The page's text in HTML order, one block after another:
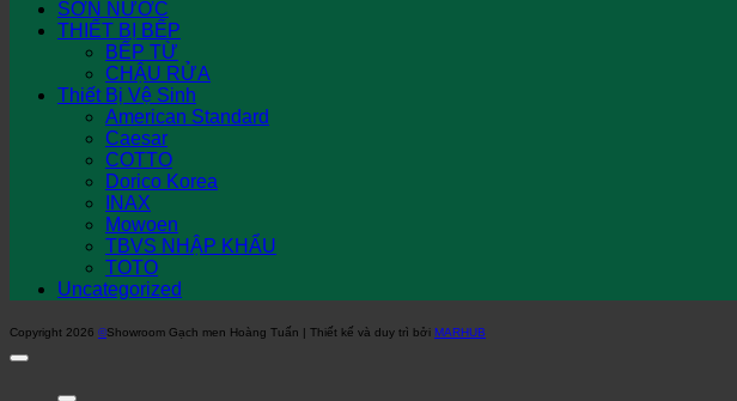
SƠN NƯỚC
THIẾT BỊ BẾP
BẾP TỪ
CHẬU RỬA
Thiết Bị Vệ Sinh
American Standard
Caesar
COTTO
Dorico Korea
INAX
Mowoen
TBVS NHẬP KHẨU
TOTO
Uncategorized
Copyright 2026 ©Showroom Gạch men Hoàng Tuấn | Thiết kế và duy trì bởi MARHUB